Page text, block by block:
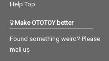
Help Top
Make OTOTOY better
Found something weird? Please
mail us